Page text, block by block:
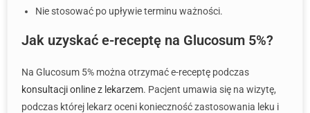
Nie stosować po upływie terminu ważności.
Jak uzyskać e-receptę na Glucosum 5%?
Na Glucosum 5% można otrzymać e-receptę podczas
konsultacji online z lekarzem. Pacjent umawia się na wizytę,
podczas której lekarz oceni konieczność zastosowania leku i